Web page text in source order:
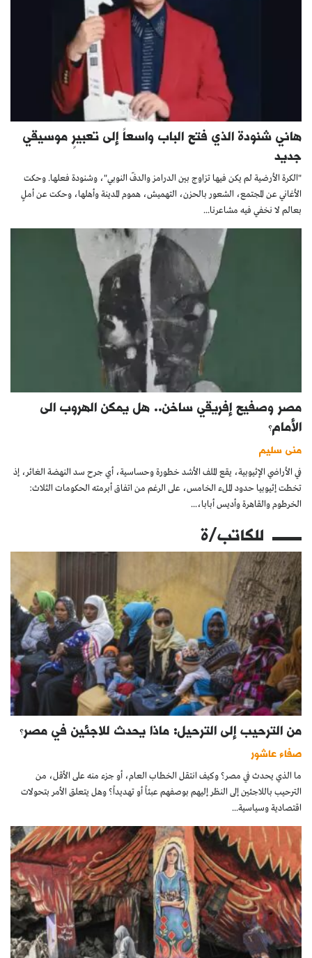
هاني شنودة الذي فتح الباب واسعاً إلى تعبيرٍ موسيقي
جديد
"الكرة الأرضية لم يكن فيها تزاوج بين الدرامز والدفّ النوبي"، وشنودة فعلها. وحكت
الأغاني عن المجتمع، الشعور بالحزن، التهميش، هموم المدينة وأهلها، وحكت عن أملٍ
بعالم لا نخفي فيه مشاعرنا...
مصر وصفيح إفريقي ساخن.. هل يمكن الهروب الى
الأمام؟
منى سليم
في الأراضي الإثيوبية، يقع الملف الأشد خطورة وحساسية، أي جرح سد النهضة الغائر، إذ
تخطت إثيوبيا حدود الملء الخامس، على الرغم من اتفاق أبرمته الحكومات الثلاث:
الخرطوم والقاهرة وأديس أبابا،...
للكاتب/ة
من الترحيب إلى الترحيل: ماذا يحدث للاجئين في مصر؟
صفاء عاشور
ما الذي يحدث في مصر؟ وكيف انتقل الخطاب العام، أو جزء منه على الأقل، من
الترحيب باللاجئين إلى النظر إليهم بوصفهم عبئاً أو تهديداً؟ وهل يتعلق الأمر بتحولات
اقتصادية وسياسية...